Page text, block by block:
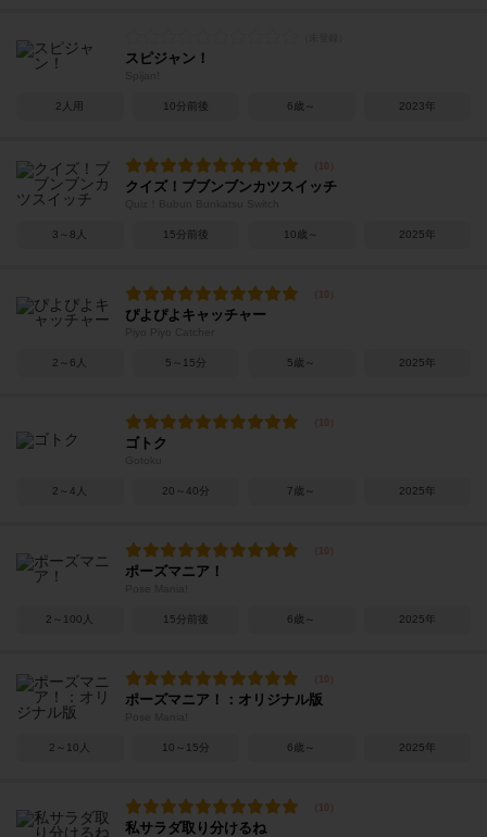
スピジャン！
2人用 10分前後 6歳～ 2023年
クイズ！ブブンブンカツスイッチ
3～8人 15分前後 10歳～ 2025年
ぴよぴよキャッチャー
2～6人 5～15分 5歳～ 2025年
ゴトク
2～4人 20～40分 7歳～ 2025年
ポーズマニア！
2～100人 15分前後 6歳～ 2025年
ポーズマニア！：オリジナル版
2～10人 10～15分 6歳～ 2025年
私サラダ取り分けるね